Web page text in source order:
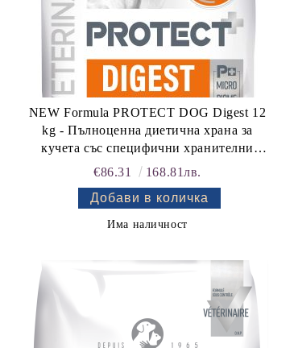
NEW Formula PROTECT DOG Digest 12
kg - Пълноценна диетична храна за
кучета със специфични хранителни
потребности - "Компенсиране на лошо
от смущения в чревната
непропускливост".
€86.31 168.81лв.
Има наличност